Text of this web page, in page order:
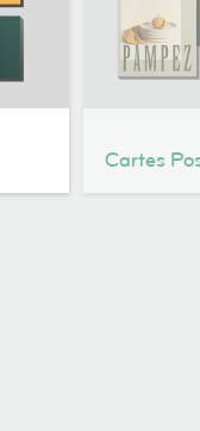
Cartes